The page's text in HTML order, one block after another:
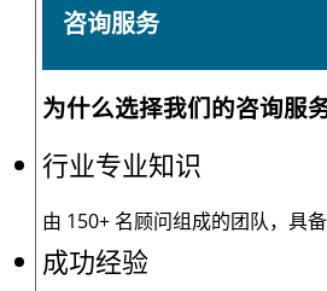
咨询服务
为什么选择我们的咨询服务
行业专业知识
由 150+ 名顾问组成的团队，具
成功经验